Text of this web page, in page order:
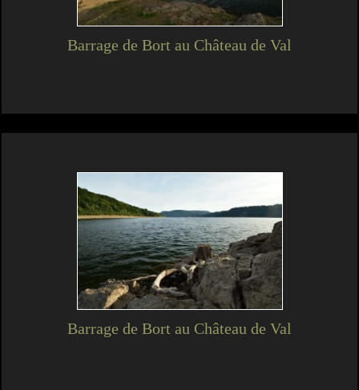
Barrage de Bort au Château de Val
Barrage de Bort au Château de Val